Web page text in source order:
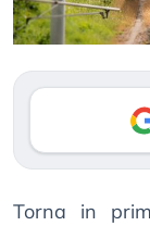
Torna in